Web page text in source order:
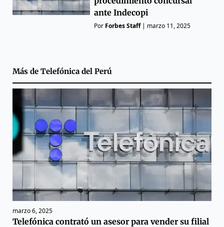
ante Indecopi
Por Forbes Staff| marzo 11, 2025
Más de Telefónica del Perú
marzo 6, 2025
Telefónica contrató un asesor para vender su filial